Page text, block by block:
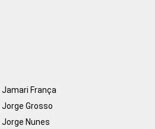
Jamari França
Jorge Grosso
Jorge Nunes